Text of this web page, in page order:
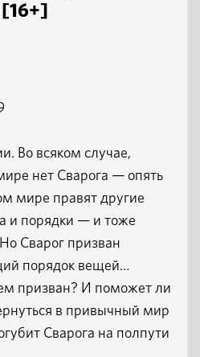
Во всяком случае,
нет Сварога — опять
мире правят другие
и порядки — и тоже
Сварог призван
порядок вещей…
призван? И поможет ли
в привычный мир
Сварога на полпути